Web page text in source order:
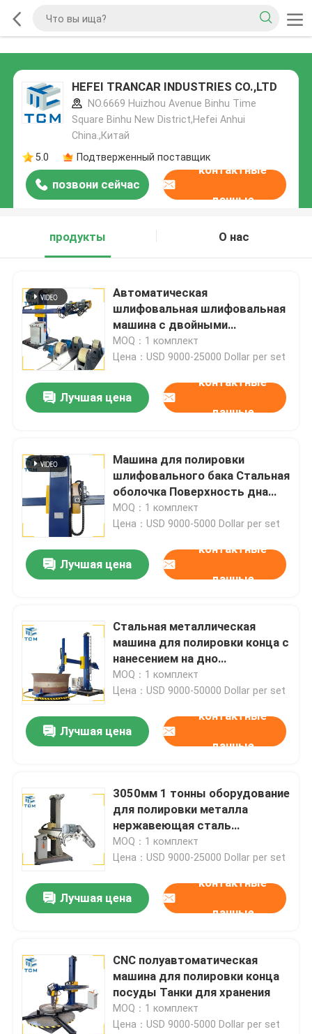
HEFEI TRANCAR INDUSTRIES CO.,LTD
NO.6669 Huizhou Avenue Binhu Time
Square Binhu New District,Hefei Anhui
China.,Китай
5.0
Подтверженный поставщик
позвони сейчас
контактные
данные
продукты О нас
Автоматическая
шлифовальная шлифовальная
машина с двойными
промышленными головками
для танковых судов
MOQ：1 комплект
Цена：USD 9000-25000 Dollar per set
Лучшая цена
контактные
данные
Машина для полировки
шлифовального бака Стальная
оболочка Поверхность дна
для нержавеющей стали
MOQ：1 комплект
Цена：USD 9000-5000 Dollar per set
Лучшая цена
контактные
данные
Стальная металлическая
машина для полировки конца с
нанесением на дно
вертикального резервуара
для шлифовки
MOQ：1 комплект
Цена：USD 9000-50000 Dollar per set
Лучшая цена
контактные
данные
3050мм 1 тонны оборудование
для полировки металла
нержавеющая сталь
полировальный резервуар
Шкалы механический
MOQ：1 комплект
Цена：USD 9000-25000 Dollar per set
Лучшая цена
контактные
данные
CNC полуавтоматическая
машина для полировки конца
посуды Танки для хранения
MOQ：1 комплект
Цена：USD 9000-5000 Dollar per set